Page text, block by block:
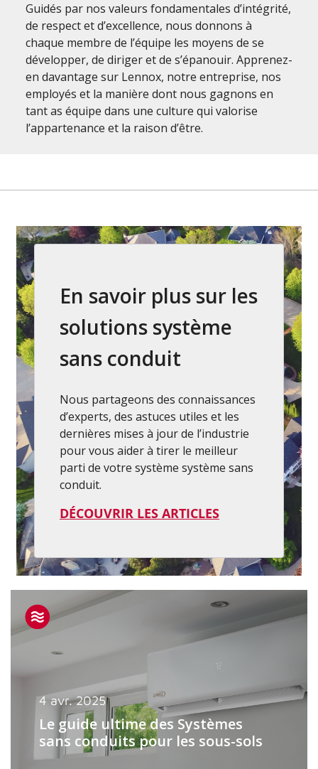
Guidés par nos valeurs fondamentales d’intégrité,
de respect et d’excellence, nous donnons à
chaque membre de l’équipe les moyens de se
développer, de diriger et de s’épanouir. Apprenez-
en davantage sur Lennox, notre entreprise, nos
employés et la manière dont nous gagnons en
tant as équipe dans une culture qui valorise
l’appartenance et la raison d’être.
En savoir plus sur les
solutions système
sans conduit
Nous partageons des connaissances
d’experts, des astuces utiles et les
dernières mises à jour de l’industrie
pour vous aider à tirer le meilleur
parti de votre système système sans
conduit.
DÉCOUVRIR LES ARTICLES
4 avr. 2025
Le guide ultime des Systèmes
sans conduits pour les sous-sols